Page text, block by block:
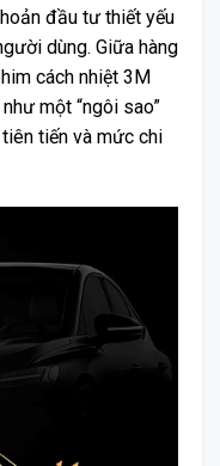
đầu tư thiết yếu
dùng. Giữa hàng
cách nhiệt 3M
một “ngôi sao”
tiến và mức chi